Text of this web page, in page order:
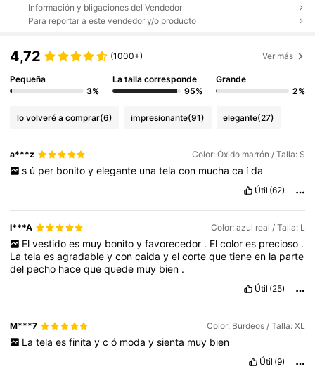
Información y bligaciones del Vendedor
Para reportar a este vendedor y/o producto
4,72 (1000+) Ver más
Pequeña
3%
La talla corresponde
95%
Grande
2%
lo volveré a comprar(6) impresionante(91) elegante(27)
a***z Color: Óxido marrón / Talla: S
s ú per bonito y elegante una tela con mucha ca ída
Útil (62)
I***A Color: azul real / Talla: L
El vestido es muy bonito y favorecedor . El color es precioso .
Latelaesagradableyconcaidayelcortequetieneen la parte
del pecho hacequequede muy bien .
Útil (25)
M***7 Color: Burdeos / Talla: XL
La tela es finita y c ó moda y sienta muy bien
Útil (9)